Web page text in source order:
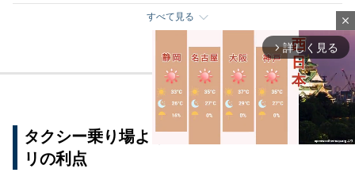
すべて見る
タクシー乗り場より便利！タクシー配車アプ
リの利点
close
arrow_forward_ios 詳しく見る